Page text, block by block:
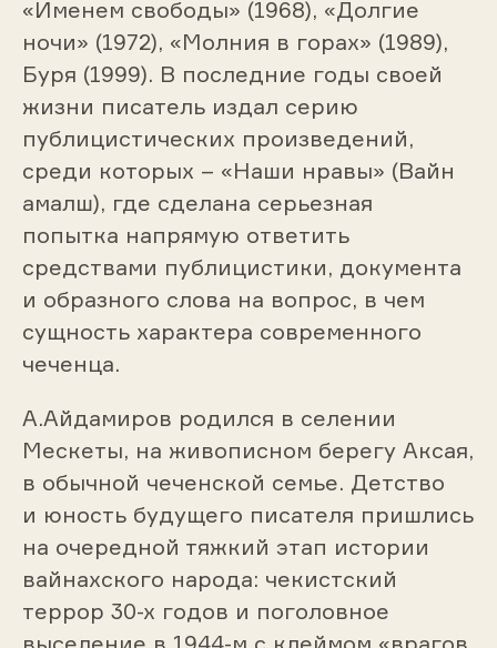
«Именем свободы» (1968), «Долгие
ночи» (1972), «Молния в горах» (1989),
Буря (1999). В последние годы своей
жизни писатель издал серию
публицистических произведений,
среди которых – «Наши нравы» (Вайн
амалш), где сделана серьезная
попытка напрямую ответить
средствами публицистики, документа
и образного слова на вопрос, в чем
сущность характера современного
чеченца.
А.Айдамиров родился в селении
Мескеты, на живописном берегу Аксая,
в обычной чеченской семье. Детство
и юность будущего писателя пришлись
на очередной тяжкий этап истории
вайнахского народа: чекистский
террор 30-х годов и поголовное